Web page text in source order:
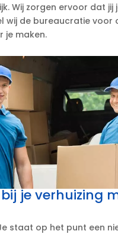
Wij zorgen ervoor dat
wij de bureaucratie voor
je maken.​
je verhuizing
staat op het punt een